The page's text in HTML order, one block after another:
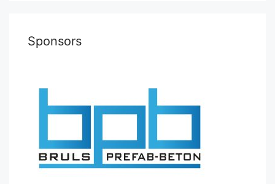
Sponsors